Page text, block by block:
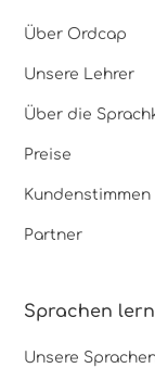
Über Ordcap
Unsere Lehrer
Über die
Preise
Kundenstimmen
Partner
Sprachen
Unsere